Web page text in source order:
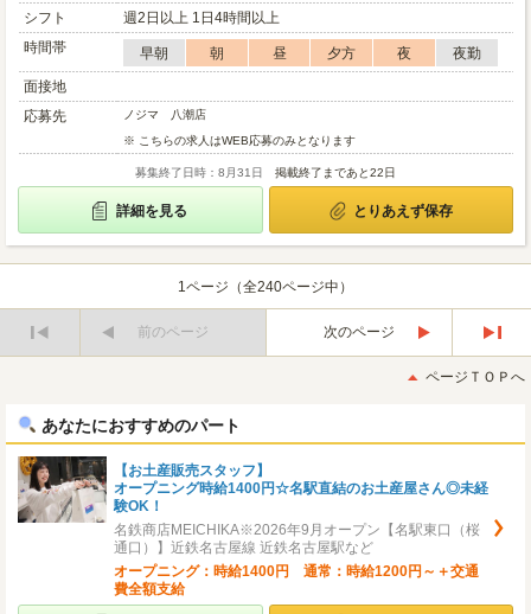
シフト
週2日以上 1日4時間以上
時間帯
早朝 朝 昼 夕方 夜
夜勤
面接地
応募先
ノジマ 八潮店
※ こちらの求人はWEB応募のみとなります
募集終了日時：8月31日 掲載終了まであと22日
詳細を見る とりあえず保存
1ページ（全240ページ中）
前のページ
次のページ
後
ページＴＯＰへ
あなたにおすすめのパート
【お土産販売スタッフ】
オープニング時給1400円☆名駅直結のお土産屋さん◎未経
験OK！
名鉄商店MEICHIKA※2026年9月オープン【名駅東口（桜
通口）】近鉄名古屋線 近鉄名古屋駅など
オープニング：時給1400円 通常：時給1200円～＋交通
費全額支給